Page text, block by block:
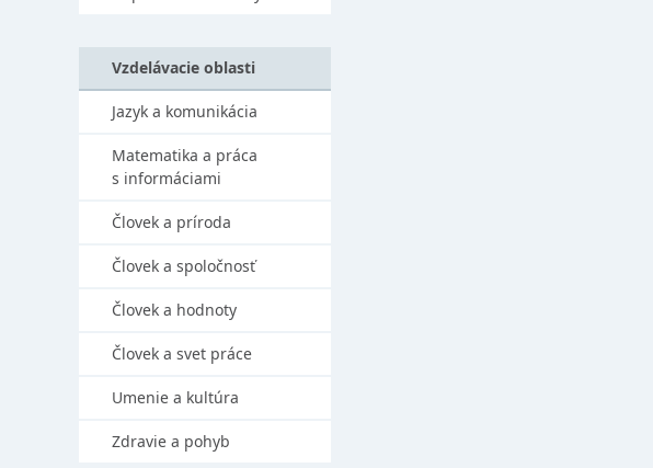
Vzdelávacie oblasti
Jazyk a komunikácia
Matematika a práca
s informáciami
Človek a príroda
Človek a spoločnosť
Človek a hodnoty
Človek a svet práce
Umenie a kultúra
Zdravie a pohyb